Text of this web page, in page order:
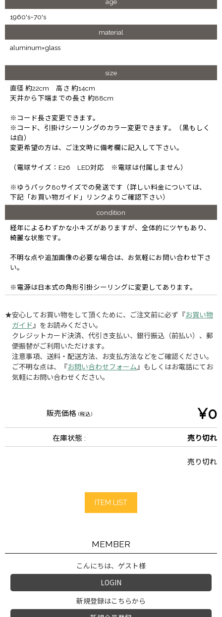
1960's~70's
material
aluminum×glass
size
直径 約22cm 高さ 約14cm
天井から下端までの長さ 約88cm
※コード長さ変更できます。
※コード、引掛けシーリングのカラー変更できます。（黒もしく
は白）
変更希望の方は、ご注文時に備考欄に記入して下さい。
（電球サイズ：E26 LED対応 ※電球は付属しません）
※ゆうパック80サイズでの発送です（詳しい料金については、
下記「お買い物ガイド」リンクよりご確認下さい）
condition
経年によるわずかな小キズがありますが、全体的にツヤもあり、
綺麗な状態です。
不明な点や追加画像の必要な場合は、お気軽にお問い合わせ下さ
い。
※電源は日本式の角形引掛シーリングに変更してあります。
★安心してお買い物をして頂くために、ご注文前に必ず『お買い物
ガイド 』をお読みください。
クレジットカード決済、代引き支払い、銀行振込（前払い）、郵
便振替がご利用いただけます。
注意事項、送料・配送方法、お支払方法などをご確認ください。
ご不明な点は、『お問い合わせフォーム 』もしくはお電話にてお
気軽にお問い合わせください。
販売価格 (税込) ¥0
在庫状態 : 売り切れ
売り切れ
ITEM LIST
MEMBER
こんにちは、ゲスト様
LOGIN
新規登録はこちらから